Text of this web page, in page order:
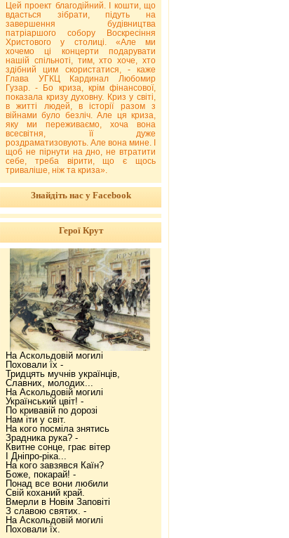
Цей проект благодійний. І кошти, що
вдасться зібрати, підуть на
завершення будівництва
патріаршого собору Воскресіння
Христового у столиці. «Але ми
хочемо ці концерти подарувати
нашій спільноті, тим, хто хоче, хто
здібний цим скористатися, - каже
Глава УГКЦ Кардинал Любомир
Гузар. - Бо криза, крім фінансової,
показала кризу духовну. Криз у світі,
в житті людей, в історії разом з
війнами було безліч. Але ця криза,
яку ми переживаємо, хоча вона
всесвітня, її дуже
роздраматизовують. Але вона мине. І
щоб не пірнути на дно, не втратити
себе, треба вірити, що є щось
триваліше, ніж та криза».
Знайдіть нас у Facebook
Герої Крут
На Аскольдовій могилі
Поховали їх -
Тридцять мучнів українців,
Славних, молодих...
На Аскольдовій могилі
Український цвіт! -
По кривавій по дорозі
Нам іти у світ.
На кого посміла знятись
Зрадника рука? -
Квитне сонце, грає вітер
І Дніпро-ріка...
На кого завзявся Каїн?
Боже, покарай! -
Понад все вони любили
Свій коханий край.
Вмерли в Новім Заповіті
З славою святих. -
На Аскольдовій могилі
Поховали їх.